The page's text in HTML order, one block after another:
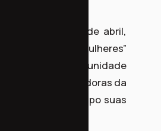
no dia 26 de abril,
“Café com Mulheres”
comunidade
14 moradoras da
com o grupo suas